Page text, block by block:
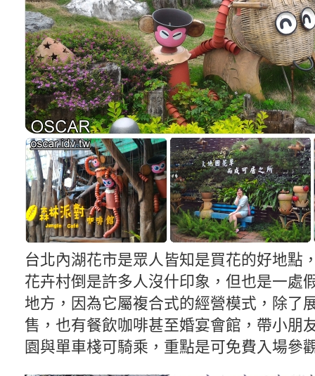
台北內湖花市是眾人皆知是買花的好地點
花卉村倒是許多人沒什印象，但也是一處
地方，因為它屬複合式的經營模式，除了
售，也有餐飲咖啡甚至婚宴會館，帶小朋
園與單車棧可騎乘，重點是可免費入場參